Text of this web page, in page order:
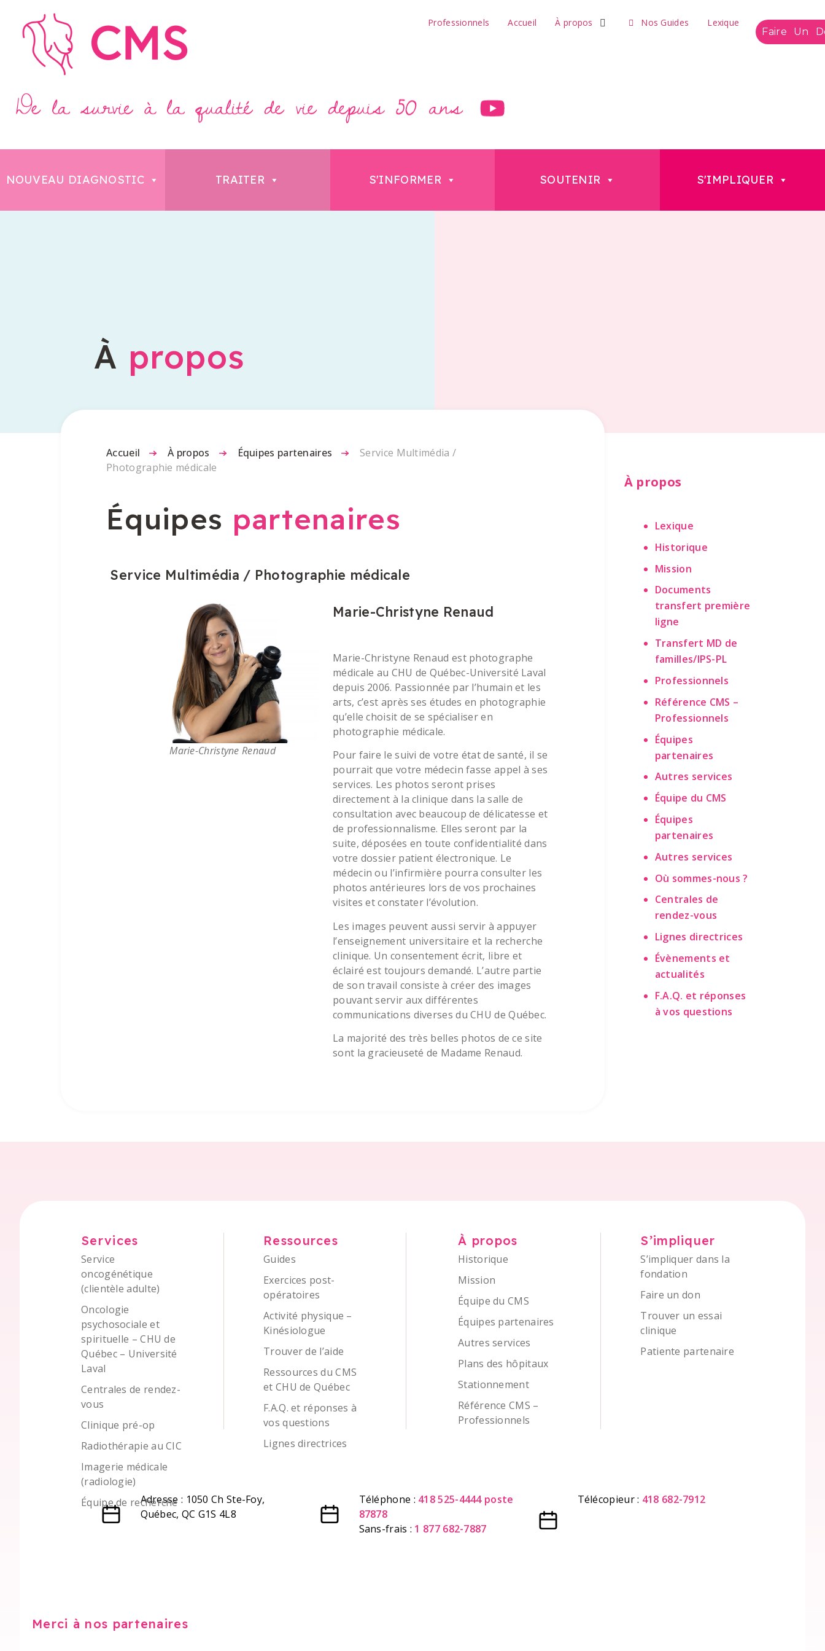
Professionnels Accueil À propos Nos Guides Lexique
Faire Un
NOUVEAU DIAGNOSTIC TRAITER S'INFORMER SOUTENIR S'IMPLIQUER
À propos
Accueil - À propos - Équipes partenaires -
Service Multimédia /
Photographie médicale
Équipes partenaires
Service Multimédia / Photographie médicale
Marie-Christyne Renaud
Marie-Christyne Renaud
Marie-Christyne Renaud est photographe
médicale au CHU de Québec-Université Laval
depuis 2006. Passionnée par l’humain et les
arts, c’est après ses études en photographie
qu’elle choisit de se spécialiser en
photographie médicale.
Pour faire le suivi de votre état de santé, il se
pourrait que votre médecin fasse appel à ses
services. Les photos seront prises
directement à la clinique dans la salle de
consultation avec beaucoup de délicatesse et
de professionnalisme. Elles seront par la
suite, déposées en toute confidentialité dans
votre dossier patient électronique. Le
médecin ou l’infirmière pourra consulter les
photos antérieures lors de vos prochaines
visites et constater l’évolution.
Les images peuvent aussi servir à appuyer
l’enseignement universitaire et la recherche
clinique. Un consentement écrit, libre et
éclairé est toujours demandé. L’autre partie
de son travail consiste à créer des images
pouvant servir aux différentes
communications diverses du CHU de Québec.
La majorité des très belles photos de ce site
sont la gracieuseté de Madame Renaud.
À propos
Lexique
Historique
Mission
Documents
transfert première
ligne
Transfert MD de
familles/IPS-PL
Professionnels
Référence CMS –
Professionnels
Équipes
partenaires
Autres services
Équipe du CMS
Équipes
partenaires
Autres services
Où sommes-nous ?
Centrales de
rendez-vous
Lignes directrices
Évènements et
actualités
F.A.Q. et réponses
à vos questions
Services
Service
oncogénétique
(clientèle adulte)
Oncologie
psychosociale et
spirituelle – CHU de
Québec – Université
Laval
Centrales de rendez-
vous
Clinique pré-op
Radiothérapie au CIC
Imagerie médicale
(radiologie)
Équipe de recherche
Ressources
Guides
Exercices post-
opératoires
Activité physique –
Kinésiologue
Trouver de l’aide
Ressources du CMS
et CHU de Québec
F.A.Q. et réponses à
vos questions
Lignes directrices
À propos
Historique
Mission
Équipe du CMS
Équipes partenaires
Autres services
Plans des hôpitaux
Stationnement
Référence CMS –
Professionnels
S’impliquer
S’impliquer dans la
fondation
Faire un don
Trouver un essai
clinique
Patiente partenaire
Adresse : 1050 Ch Ste-Foy,
Québec, QC G1S 4L8
Téléphone : 418 525-4444 poste
87878
Sans-frais : 1 877 682-7887
Télécopieur : 418 682-7912
Merci à nos partenaires